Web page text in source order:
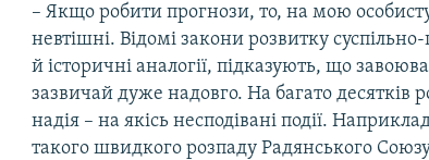
– Якщо робити прогнози, то, на мою
невтішні. Відомі закони розвитку
й історичні аналогії, підказують, що
зазвичай дуже надовго. На багато десятків
надія – на якісь несподівані події.
такого швидкого розпаду Радянського